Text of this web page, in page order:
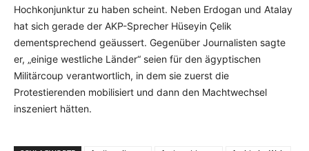
Hochkonjunktur zu haben scheint. Neben Erdogan und Atalay
hat sich gerade der AKP-Sprecher Hüseyin Çelik
dementsprechend geäussert. Gegenüber Journalisten sagte
er, „einige westliche Länder“ seien für den ägyptischen
Militärcoup verantwortlich, in dem sie zuerst die
Protestierenden mobilisiert und dann den Machtwechsel
inszeniert hätten.